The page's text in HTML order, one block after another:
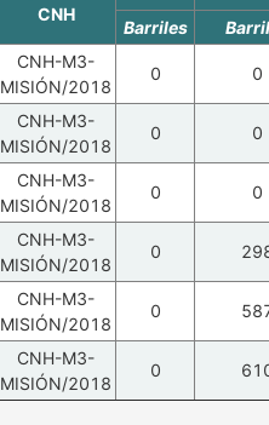
CNH
Barriles
CNH-M3-
MISIÓN/2018
0 0
CNH-M3-
MISIÓN/2018
0 0
CNH-M3-
MISIÓN/2018
0 0
CNH-M3-
MISIÓN/2018
0
CNH-M3-
MISIÓN/2018
0
CNH-M3-
MISIÓN/2018
0